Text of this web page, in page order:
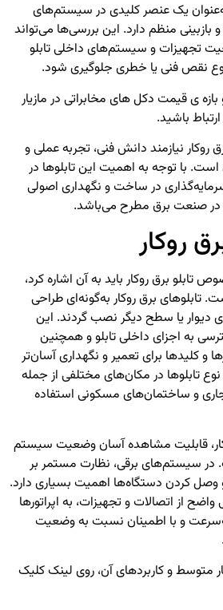
به‌عنوان یک عنصر کلیدی در سیستم‌های
و بازبینی منظم دارد. این بررسی‌ها می‌تواند
تجهیزات و سیستم‌های داخلی تابلو
نقص فنی یا خطری جلوگیری شود.
بازه ی قیمت دکل های مخابراتی در مازیار
باشید.
روکار نیازمند دانش فنی، تجربه عملی و
است. با توجه به اهمیت این تابلوها در
در ساخت و نگهداری اصولی
در صنعت برق مطرح می‌باشد.
روکار
برق روکار باید به آن اشاره کرد،
برق روکار به‌گونه‌ای طراحی
دیوار یا سطح دیگر نصب گردند. این
به اجزای داخلی تابلو و همچنین
و کلیدها برای تعمیر و نگهداری آسان‌تر
تابلوها در مکان‌های مختلفی از جمله
و ساختمان‌های مسکونی استفاده
قابلیت مشاهده آسان وضعیت سیستم
سیستم‌های برقی، نظارت مستمر بر
کردن دستگاه‌ها اهمیت بسیاری دارد.
واضح از اتصالات و تجهیزات، به اپراتورها
و با اطمینان نسبت به وضعیت
متوسطو کاربردهای آن، روی لینک کلیک